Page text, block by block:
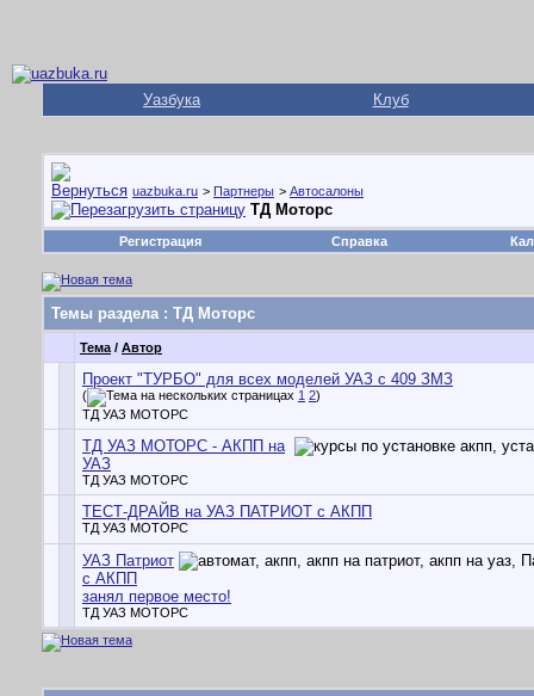
Уазбука Клуб
uazbuka.ru > Партнеры > Автосалоны
ТД Моторс
Регистрация Справка
Темы раздела: ТД Моторс
Тема / Автор
Проект "ТУРБО" для всех моделей УАЗ с 409 ЗМЗ
( 1 2)
ТД УАЗ МОТОРС
ТД УАЗ МОТОРС - АКПП на
УАЗ
ТД УАЗ МОТОРС
ТЕСТ-ДРАЙВ на УАЗ ПАТРИОТ с АКПП
ТД УАЗ МОТОРС
УАЗ Патриот
с АКПП
занял первое место!
ТД УАЗ МОТОРС